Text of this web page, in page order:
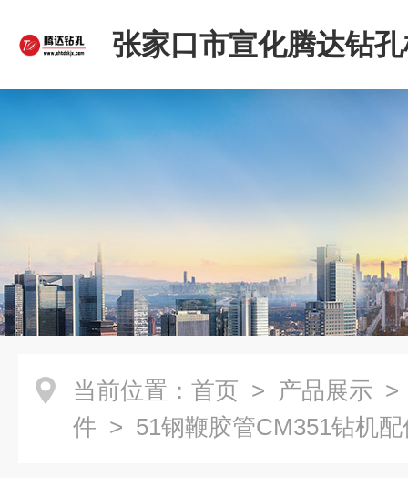
张家口市宣化腾达钻
限公司
当前位置： 首页 > 产品展示
件 > 51钢鞭胶管CM351钻机